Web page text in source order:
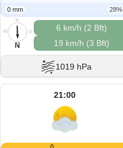
0 mm 28%
N
O
S
W
N
6 km/h (2 Bft)
19 km/h (3 Bft)
1019 hPa
21:00